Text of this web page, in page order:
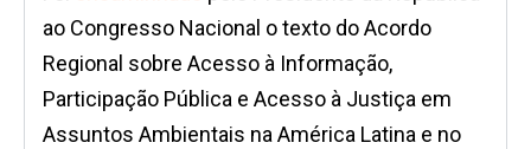
ao Congresso Nacional o texto do Acordo
Regional sobre Acesso à Informação,
Participação Pública e Acesso à Justiça em
Assuntos Ambientais na América Latina e no